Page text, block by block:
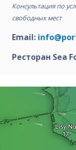
Консультация по
свободных мест
Email:
Ресторан Sea